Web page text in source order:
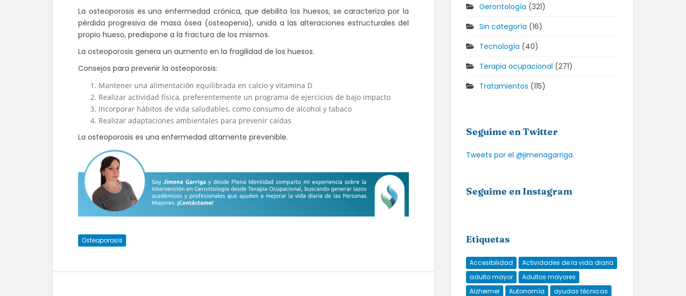
La osteoporosis es una enfermedad crónica, que debilita los huesos, se caracteriza por la
pérdida progresiva de masa ósea (osteopenia), unida a las alteraciones estructurales del
propio hueso, predispone a la fractura de los mismos.
La osteoporosis genera un aumento en la fragilidad de los huesos.
Consejos para prevenir la osteoporosis:
Mantener una alimentación equilibrada en calcio y vitamina D
Realizar actividad física, preferentemente un programa de ejercicios de bajo impacto
Incorporar hábitos de vida saludables, como consumo de alcohol y tabaco
Realizar adaptaciones ambientales para prevenir caídas
La osteoporosis es una enfermedad altamente prevenible.
Osteoporosis
Gerontología (321)
Sin categoría (16)
Tecnología (40)
Terapia ocupacional (271)
Tratamientos (115)
Seguime en Twitter
Tweets por el @jimenagarriga.
Seguime en Instagram
Etiquetas
Accesibilidad
Actividades de la vida diaria
adulto mayor
Adultos mayores
Alzheimer
Autonomía
ayudas técnicas